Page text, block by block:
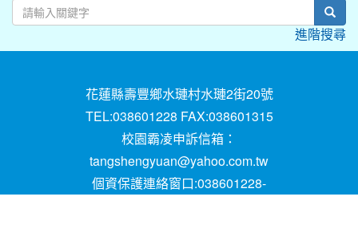
進階搜尋
花蓮縣壽豐鄉水璉村水璉2街20號
TEL:038601228 FAX:038601315
校園霸凌申訴信箱：
tangshengyuan@yahoo.com.tw
個資保護連絡窗口:038601228-